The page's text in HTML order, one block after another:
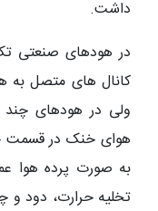
داشت.
در هودهای صنعتی
کانال های متصل به
ولی در هودهای چند
هوای خنک در قسمت
به صورت پرده هوا
تخلیه حرارت، دود